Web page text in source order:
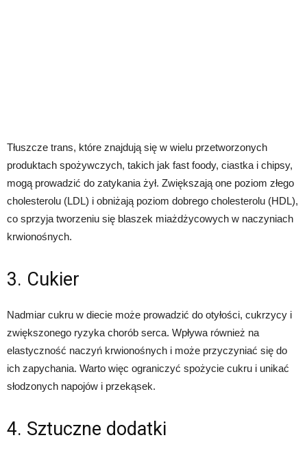
Tłuszcze trans, które znajdują się w wielu przetworzonych
produktach spożywczych, takich jak fast foody, ciastka i chipsy,
mogą prowadzić do zatykania żył. Zwiększają one poziom złego
cholesterolu (LDL) i obniżają poziom dobrego cholesterolu (HDL),
co sprzyja tworzeniu się blaszek miażdżycowych w naczyniach
krwionośnych.
3. Cukier
Nadmiar cukru w diecie może prowadzić do otyłości, cukrzycy i
zwiększonego ryzyka chorób serca. Wpływa również na
elastyczność naczyń krwionośnych i może przyczyniać się do
ich zapychania. Warto więc ograniczyć spożycie cukru i unikać
słodzonych napojów i przekąsek.
4. Sztuczne dodatki